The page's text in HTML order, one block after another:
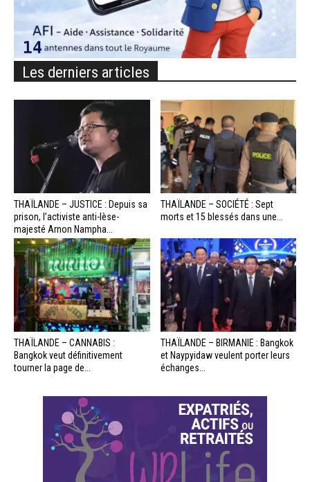
Les derniers articles
THAÏLANDE – JUSTICE : Depuis sa
prison, l’activiste anti-lèse-
majesté Arnon Nampha...
THAÏLANDE – SOCIÉTÉ : Sept
morts et 15 blessés dans une...
THAÏLANDE – CANNABIS :
Bangkok veut définitivement
tourner la page de...
THAÏLANDE – BIRMANIE : Bangkok
et Naypyidaw veulent porter leurs
échanges...